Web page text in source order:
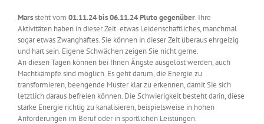
Marssteht vom 01.11.24 bis 06.11.24 Pluto gegenüber. Ihre
Aktivitäten haben in dieser Zeit etwas Leidenschaftliches, manchmal
sogar etwas Zwanghaftes. Sie können in dieser Zeit überaus ehrgeizig
und hart sein. Eigene Schwächen zeigen Sie nicht gerne.
An diesen Tagen können bei Ihnen Ängste ausgelöst werden, auch
Machtkämpfe sind möglich. Es geht darum, die Energie zu
transformieren, beengende Muster klar zu erkennen, damit Sie sich
letztlich daraus befreien können. Die Schwierigkeit besteht darin, diese
starke Energie richtig zu kanalisieren, beispielsweise in hohen
Anforderungen im Beruf oder in sportlichen Leistungen.